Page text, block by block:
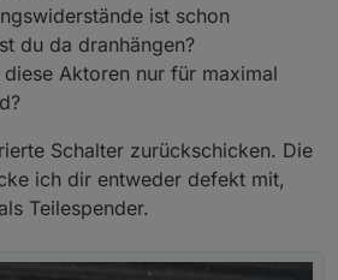
ist schon
du da dranhängen?
Aktoren nur für maximal
Schalter zurückschicken. Die
ich dir entweder defekt mit,
Teilespender.